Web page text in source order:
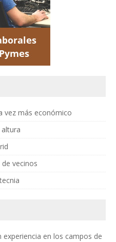
vez más económico
vecinos
experiencia en los campos de